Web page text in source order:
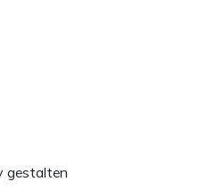
gestalten